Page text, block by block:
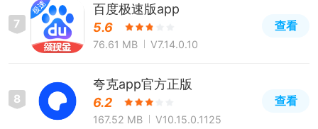
7
百度极速版app
5.6
76.61 MB V7.14.0.10
查看
8
夸克app官方正版
6.2
167.52 MB V10.15.0.1125
查看